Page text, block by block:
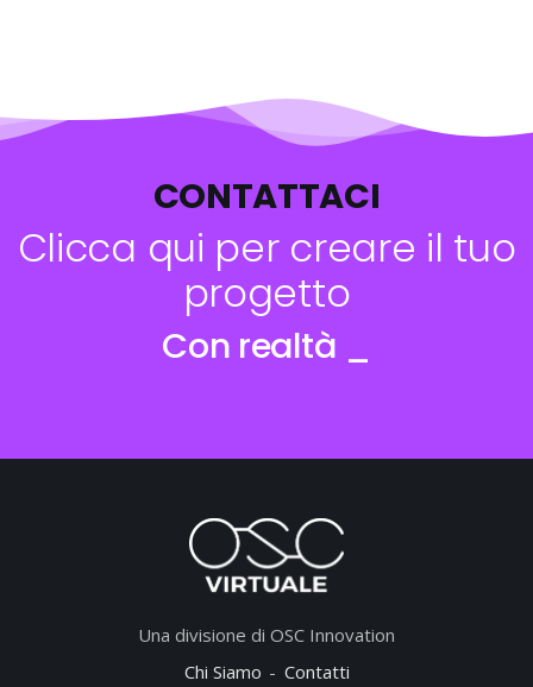
CONTATTACI
Clicca qui per creare il tuo
progetto
Con realtà aumentata
Una divisione di OSC Innovation
Chi Siamo
Contatti